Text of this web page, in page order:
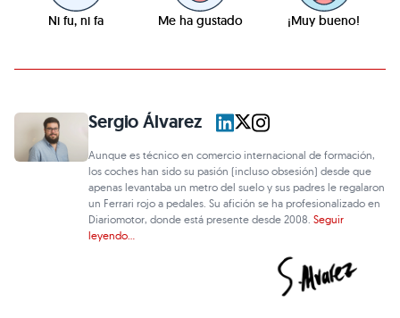
Ni fu, ni fa Me ha gustado ¡Muy bueno!
Sergio Álvarez
Aunque es técnico en comercio internacional de formación,
los coches han sido su pasión (incluso obsesión) desde que
apenas levantaba un metro del suelo y sus padres le regalaron
un Ferrari rojo a pedales. Su afición se ha profesionalizado en
Diariomotor, donde está presente desde 2008.Seguir
leyendo...